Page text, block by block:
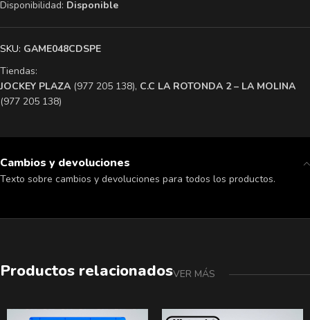
Disponibilidad: Disponible
SKU: GAME048CDSPE
Tiendas:
​JOCKEY PLAZA (977 205 138), ​C.C LA ROTONDA 2 – LA MOLINA
(977 205 138)
Cambios y devoluciones
Texto sobre cambios y devoluciones para todos los productos.
Productos relacionadosVER MÁS